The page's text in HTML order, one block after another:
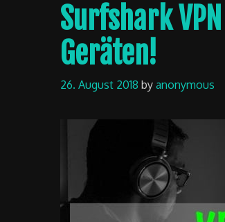
Surfshark
Geräten!
26. August 2018 byanonymous